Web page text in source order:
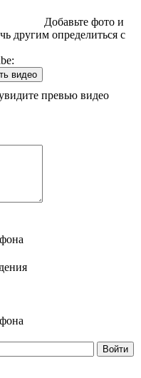
Добавьте фото и
другим определиться с
видео
превью видео